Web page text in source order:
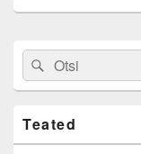
Primary
Sidebar
Widget
Area
Search
for:
Search
Teated